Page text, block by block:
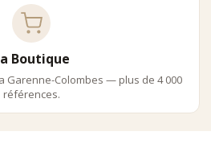
Boutique
Garenne-Colombes — plus de 4 000
références.